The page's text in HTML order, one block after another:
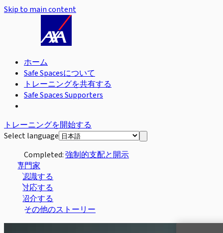
Skip to main content
ホーム
Safe Spacesについて
トレーニングを共有する
Safe Spaces Supporters
トレーニングを開始する
Select language
Completed:強制的支配と開示
専門家
認識する
対応する
紹介する
その他のストーリー